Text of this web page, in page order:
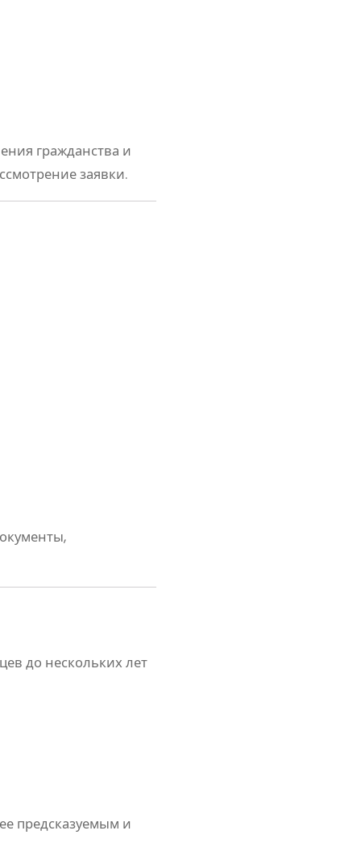
гражданства и
заявки.
до нескольких лет
предсказуемым и